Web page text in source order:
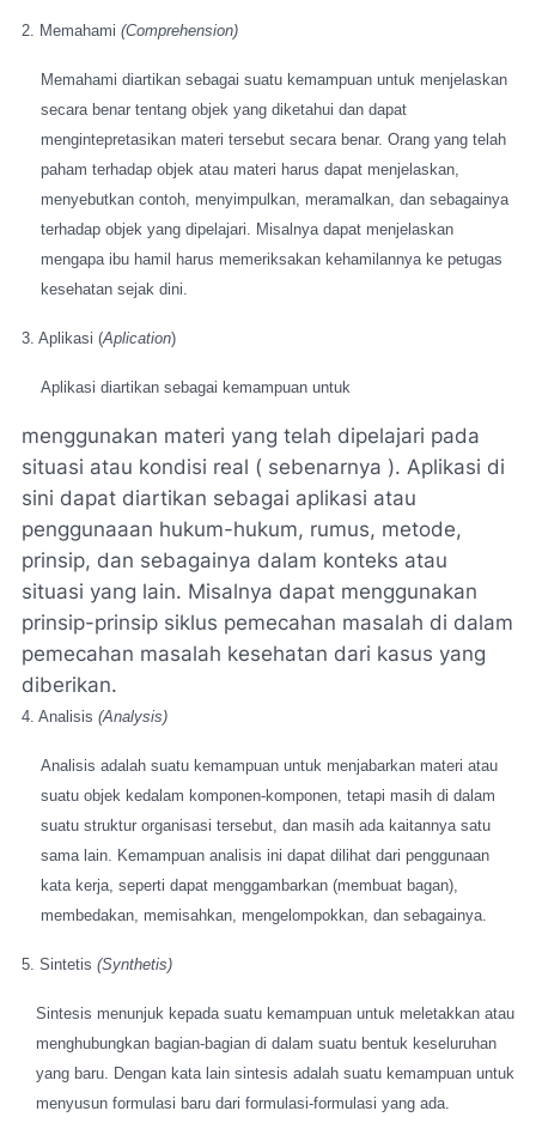
2. Memahami (Comprehension)
Memahami diartikan sebagai suatu kemampuan untuk menjelaskan
secara benar tentang objek yang diketahui dan dapat
mengintepretasikan materi tersebut secara benar. Orang yang telah
paham terhadap objek atau materi harus dapat menjelaskan,
menyebutkan contoh, menyimpulkan, meramalkan, dan sebagainya
terhadap objek yang dipelajari. Misalnya dapat menjelaskan
mengapa ibu hamil harus memeriksakan kehamilannya ke petugas
kesehatan sejak dini.
3. Aplikasi (Aplication)
Aplikasi diartikan sebagai kemampuan untuk
menggunakan materi yang telah dipelajari pada
situasi atau kondisi real ( sebenarnya ). Aplikasi di
sini dapat diartikan sebagai aplikasi atau
penggunaaan hukum-hukum, rumus, metode,
prinsip, dan sebagainya dalam konteks atau
situasi yang lain. Misalnya dapat menggunakan
prinsip-prinsip siklus pemecahan masalah di dalam
pemecahan masalah kesehatan dari kasus yang
diberikan.
4. Analisis (Analysis)
Analisis adalah suatu kemampuan untuk menjabarkan materi atau
suatu objek kedalam komponen-komponen, tetapi masih di dalam
suatu struktur organisasi tersebut, dan masih ada kaitannya satu
sama lain. Kemampuan analisis ini dapat dilihat dari penggunaan
kata kerja, seperti dapat menggambarkan (membuat bagan),
membedakan, memisahkan, mengelompokkan, dan sebagainya.
5. Sintetis (Synthetis)
Sintesis menunjuk kepada suatu kemampuan untuk meletakkan atau
menghubungkan bagian-bagian di dalam suatu bentuk keseluruhan
yang baru. Dengan kata lain sintesis adalah suatu kemampuan untuk
menyusun formulasi baru dari formulasi-formulasi yang ada.